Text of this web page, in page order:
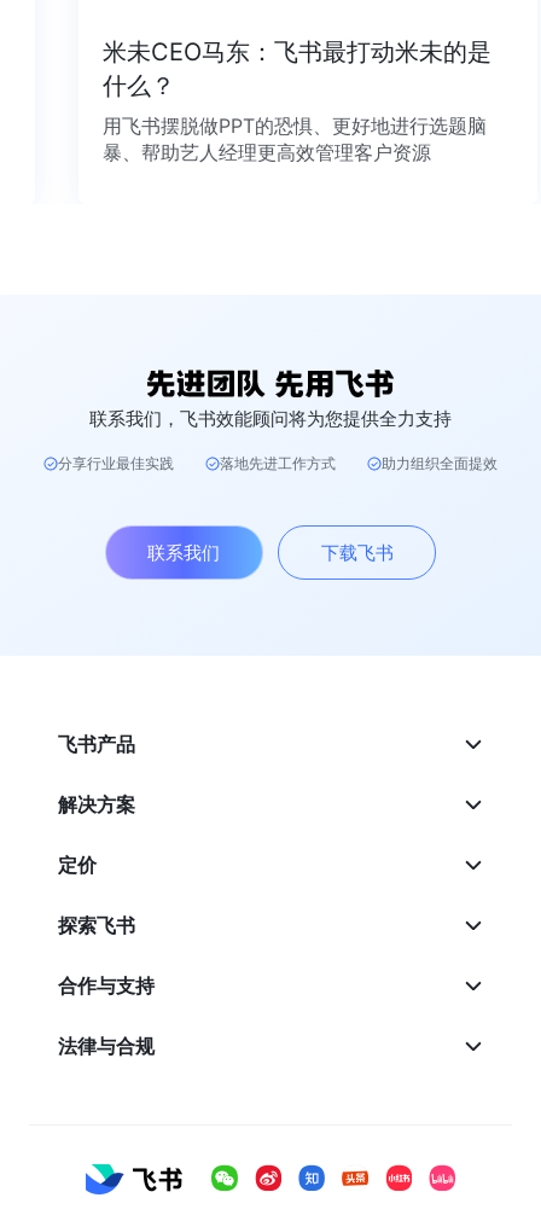
米未CEO马东：飞书最打动米未的是
什么？
用飞书摆脱做PPT的恐惧、更好地进行选题脑
暴、帮助艺人经理更高效管理客户资源
联系我们，飞书效能顾问将为您提供全力支持
分享行业最佳实践 落地先进工作方式 助力组织全面提效
联系我们 下载飞书
飞书产品
解决方案
定价
探索飞书
合作与支持
法律与合规